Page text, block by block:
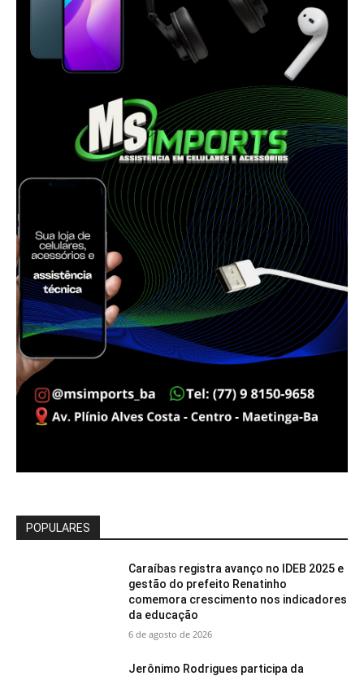
POPULARES
Caraíbas registra avanço no IDEB 2025 e
gestão do prefeito Renatinho
comemora crescimento nos indicadores
da educação
6 de agosto de 2026
Jerônimo Rodrigues participa da